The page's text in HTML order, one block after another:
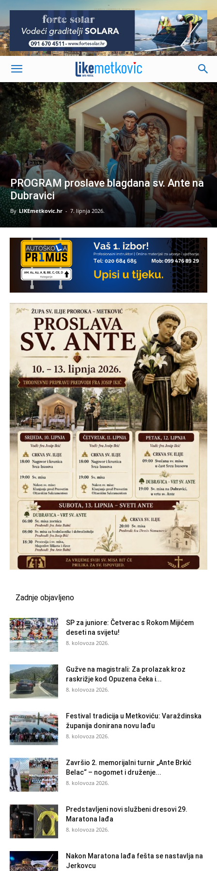
-
PROGRAM proslave blagdana sv. Ante na
Dubravici
By LIKEmetkovic.hr - 7. lipnja 2026.
Zadnje objavljeno
SP za juniore: Četverac s Rokom Mijićem
deseti na svijetu!
8. kolovoza 2026.
Gužve na magistrali: Za prolazak kroz
raskrižje kod Opuzena čeka i...
8. kolovoza 2026.
Festival tradicija u Metkoviću: Varaždinska
županija donirana novu lađu
8. kolovoza 2026.
Završio 2. memorijalni turnir „Ante Brkić
Belac“ – nogomet i druženje...
8. kolovoza 2026.
Predstavljeni novi službeni dresovi 29.
Maratona lađa
8. kolovoza 2026.
Nakon Maratona lađa fešta se nastavlja na
Jerkovcu